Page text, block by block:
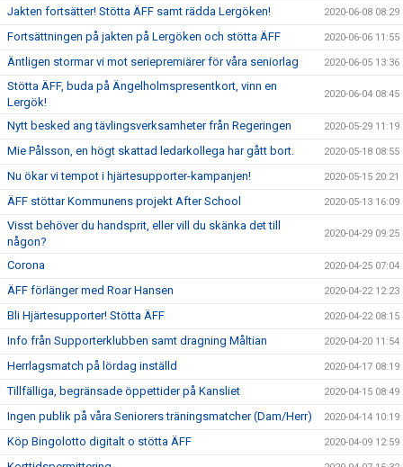
Jakten fortsätter! Stötta ÄFF samt rädda Lergöken! 2020-06-08 08:29
Fortsättningen på jakten på Lergöken och stötta ÄFF 2020-06-06 11:55
Äntligen stormar vi mot seriepremiärer för våra seniorlag 2020-06-05 13:36
Stötta ÄFF, buda på Ängelholmspresentkort, vinn en
Lergök!
2020-06-04 08:45
Nytt besked ang tävlingsverksamheter från Regeringen 2020-05-29 11:19
Mie Pålsson, en högt skattad ledarkollega har gått bort. 2020-05-18 08:55
Nu ökar vi tempot i hjärtesupporter-kampanjen! 2020-05-15 20:21
ÄFF stöttar Kommunens projekt After School 2020-05-13 16:09
Visst behöver du handsprit, eller vill du skänka det till
någon?
2020-04-29 09:25
Corona 2020-04-25 07:04
ÄFF förlänger med Roar Hansen 2020-04-22 12:23
Bli Hjärtesupporter! Stötta ÄFF 2020-04-22 08:15
Info från Supporterklubben samt dragning Måltian 2020-04-20 11:54
Herrlagsmatch på lördag inställd 2020-04-17 08:19
Tillfälliga, begränsade öppettider på Kansliet 2020-04-15 08:49
Ingen publik på våra Seniorers träningsmatcher (Dam/Herr) 2020-04-14 10:19
Köp Bingolotto digitalt o stötta ÄFF 2020-04-09 12:59